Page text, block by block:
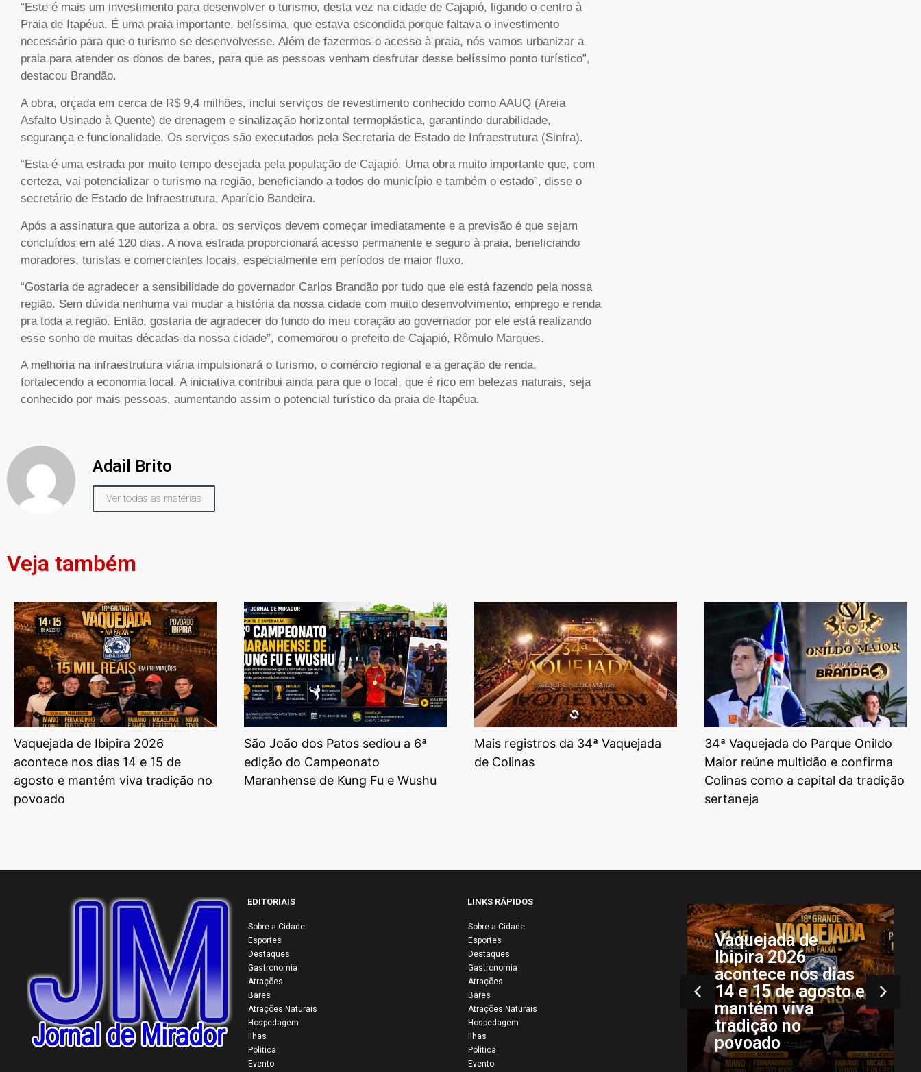
“Este é mais um investimento para desenvolver o turismo, desta vez na cidade de Cajapió, ligando o centro à
Praia de Itapéua. É uma praia importante, belíssima, que estava escondida porque faltava o investimento
necessário para que o turismo se desenvolvesse. Além de fazermos o acesso à praia, nós vamos urbanizar a
praia para atender os donos de bares, para que as pessoas venham desfrutar desse belíssimo ponto turístico”,
destacou Brandão.
A obra, orçada em cerca de R$ 9,4 milhões, inclui serviços de revestimento conhecido como AAUQ (Areia
Asfalto Usinado à Quente) de drenagem e sinalização horizontal termoplástica, garantindo durabilidade,
segurança e funcionalidade. Os serviços são executados pela Secretaria de Estado de Infraestrutura (Sinfra).
“Esta é uma estrada por muito tempo desejada pela população de Cajapió. Uma obra muito importante que, com
certeza, vai potencializar o turismo na região, beneficiando a todos do município e também o estado”, disse o
secretário de Estado de Infraestrutura, Aparício Bandeira.
Após a assinatura que autoriza a obra, os serviços devem começar imediatamente e a previsão é que sejam
concluídos em até 120 dias. A nova estrada proporcionará acesso permanente e seguro à praia, beneficiando
moradores, turistas e comerciantes locais, especialmente em períodos de maior fluxo.
“Gostaria de agradecer a sensibilidade do governador Carlos Brandão por tudo que ele está fazendo pela nossa
região. Sem dúvida nenhuma vai mudar a história da nossa cidade com muito desenvolvimento, emprego e renda
pra toda a região. Então, gostaria de agradecer do fundo do meu coração ao governador por ele está realizando
esse sonho de muitas décadas da nossa cidade”, comemorou o prefeito de Cajapió, Rômulo Marques.
A melhoria na infraestrutura viária impulsionará o turismo, o comércio regional e a geração de renda,
fortalecendo a economia local. A iniciativa contribui ainda para que o local, que é rico em belezas naturais, seja
conhecido por mais pessoas, aumentando assim o potencial turístico da praia de Itapéua.
Adail Brito
Ver todas as matérias
Veja também
Vaquejada de Ibipira 2026
acontece nos dias 14 e 15 de
agosto e mantém viva tradição no
povoado
São João dos Patos sediou a 6ª
edição do Campeonato
Maranhense de Kung Fu e Wushu
Mais registros da 34ª Vaquejada
de Colinas
34ª Vaquejada do Parque Onildo
Maior reúne multidão e confirma
Colinas como a capital da tradição
sertaneja
EDITORIAIS
Sobre a Cidade
Esportes
Destaques
Gastronomia
Atrações
Bares
Atrações Naturais
Hospedagem
Ilhas
Politica
Evento
LINKS RÁPIDOS
Sobre a Cidade
Esportes
Destaques
Gastronomia
Atrações
Bares
Atrações Naturais
Hospedagem
Ilhas
Politica
Evento
34ª Vaquejada do
Parque Onildo
Maior reúne
confirma Colinas
como a capital da
tradição sertaneja
Vaquejada de
Ibipira 2026
acontece nos dias
mantém viva
tradição no
povoado
São João dos
Patos sediou a 6ª
edição do
Campeonato
Maranhense de
Kung Fu e Wushu